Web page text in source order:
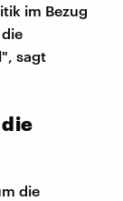
im Bezug
sagt
die